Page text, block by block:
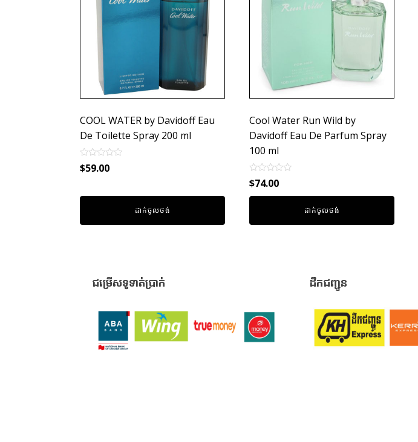
COOL WATER by Davidoff Eau
De Toilette Spray 200 ml
Rated
0
5
$59.00
ដាក់ចូលថង់
Cool Water Run Wild by
Davidoff Eau De Parfum Spray
100 ml
Rated
0
out
$74.00
ដាក់ចូលថង់
ជម្រើសទូទាត់ប្រាក់ ដឹកជញ្ជូន